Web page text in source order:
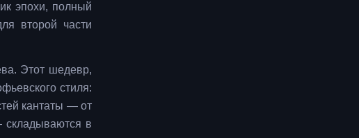
эпохи, полный
второй части
Этот шедевр,
стиля:
кантаты — от
складываются в